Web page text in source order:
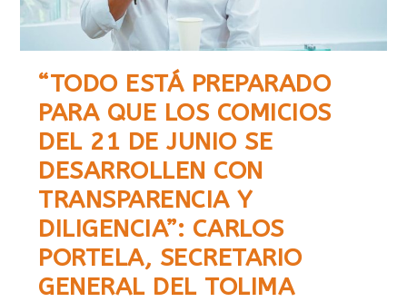
“TODO ESTÁ PREPARADO
PARA QUE LOS COMICIOS
DEL 21 DE JUNIO SE
DESARROLLEN CON
TRANSPARENCIA Y
DILIGENCIA”: CARLOS
PORTELA, SECRETARIO
GENERAL DEL TOLIMA